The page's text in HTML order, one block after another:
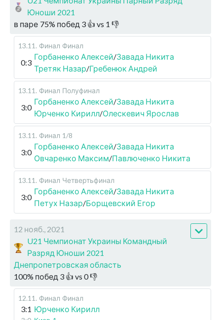
Юноши 2021
в паре 75% побед 3 👍 vs 1 👎
13.11 . Финал Финал
0:3
Горбаненко Алексей/Завада Никита
Третяк Назар/Гребенюк Андрей
13.11 . Финал Полуфинал
3:0
Горбаненко Алексей/Завада Никита
Юрченко Кирилл/Олескевич Ярослав
13.11 . Финал 1/8
3:0
Горбаненко Алексей/Завада Никита
Овчаренко Максим/Павлюченко Никита
13.11 . Финал Четвертьфинал
3:0
Горбаненко Алексей/Завада Никита
Петух Назар/Борщевский Егор
12 нояб., 2021
U21 Чемпионат Украины Командный
Разряд Юноши 2021
Днепропетровская область
100% побед 3 👍 vs 0👎
12.11 . Финал Финал
3:1 Юрченко Кирилл